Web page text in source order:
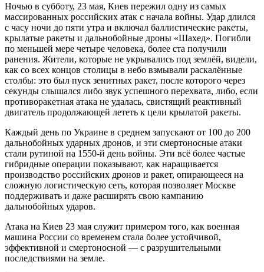
Ночью в субботу, 23 мая, Киев пережил одну из самых
массированных российских атак с начала войны. Удар длился
с часу ночи до пяти утра и включал баллистические ракеты,
крылатые ракеты и дальнобойные дроны «Шахед». Погибли
по меньшей мере четыре человека, более ста получили
ранения. Жители, которые не укрывались под землёй, видели,
как со всех концов столицы в небо взмывали раскалённые
столбы: это был пуск зенитных ракет, после которого через
секунды слышался либо звук успешного перехвата, либо, если
противоракетная атака не удалась, свистящий реактивный
двигатель продолжающей лететь к цели крылатой ракеты.
Каждый день по Украине в среднем запускают от 100 до 200
дальнобойных ударных дронов, и эти смертоносные атаки
стали рутиной на 1550-й день войны. Эти всё более частые
гибридные операции показывают, как наращивается
производство российских дронов и ракет, опирающееся на
сложную логистическую сеть, которая позволяет Москве
поддерживать и даже расширять свою кампанию
дальнобойных ударов.
Атака на Киев 23 мая служит примером того, как военная
машина России со временем стала более устойчивой,
эффективной и смертоносной — с разрушительными
последствиями на земле.